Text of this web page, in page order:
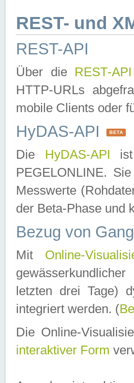
REST- und
REST-API
Über die REST-API
HTTP-URLs
mobile Clients oder
HyDAS-API BETA
Die HyDAS-API
PEGELONLINE.
Messwerte
der Beta-Phase und
Bezug von
Mit Online-
letzten drei Tage)
integriert werden. (
Die Online-
interaktiver Form